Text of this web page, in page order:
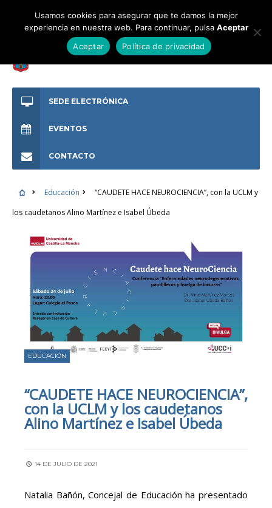
SEDE ELECTRÓNICA
EVENTOS
CONTACTO
Educación
“CAUDETE HACE NEUROCIENCIA”, con la UCLM y
los caudetanos Alino Martínez e Isabel Úbeda
EDUCACIÓN
“CAUDETE HACE NEUROCIENCIA”,
con la UCLM y los caudetanos
Alino Martínez e Isabel Úbeda
14 DE JULIO DE 2021
Natalia Bañón, Concejal de Educación ha presentado
Usamos cookies para asegurar que te damos la mejor
experiencia en nuestra web. Para continuar, pulsa Aceptar
Aceptar
Política de privacidad